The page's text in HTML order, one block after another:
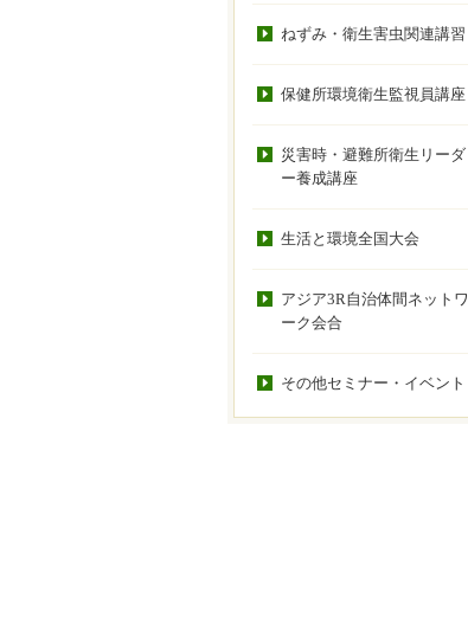
ねずみ・衛生害虫関連講習
保健所環境衛生監視員講座
災害時・避難所衛生リーダ
ー養成講座
生活と環境全国大会
アジア3R自治体間ネットワ
ーク会合
その他セミナー・イベント